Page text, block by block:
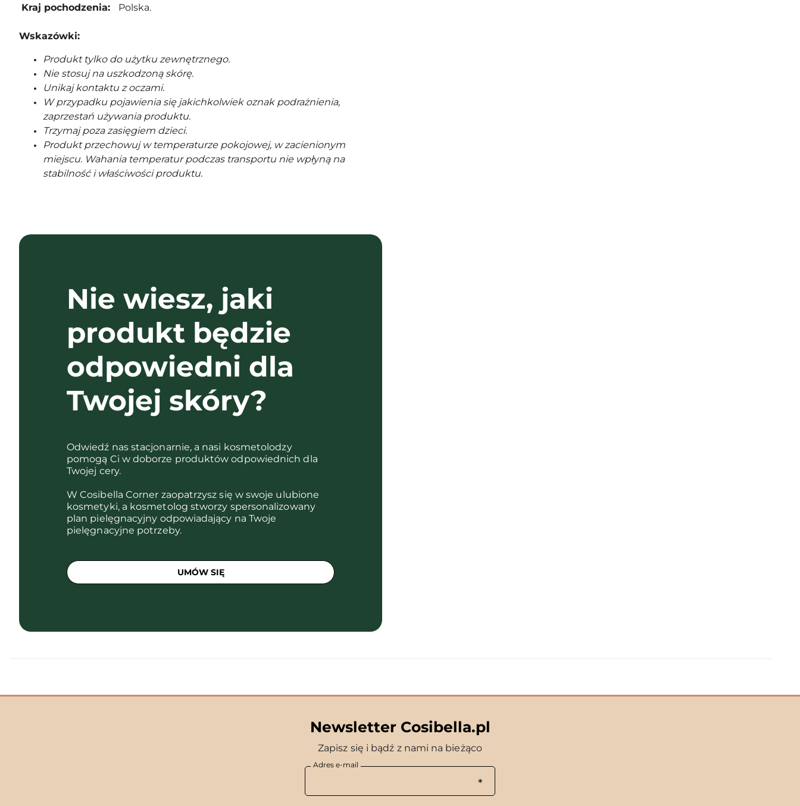
Kraj pochodzenia:
Polska.
Wskazówki:
Produkt tylko do użytku zewnętrznego.
Nie stosuj na uszkodzoną skórę.
Unikaj kontaktu z oczami.
W przypadku pojawienia się jakichkolwiek oznak podrażnienia,
zaprzestań używania produktu.
Trzymaj poza zasięgiem dzieci.
Produkt przechowuj w temperaturze pokojowej, w zacienionym
miejscu. Wahania temperatur podczas transportu nie wpłyną na
stabilność i właściwości produktu.
Nie wiesz, jaki
produkt będzie
odpowiedni dla
Twojej skóry?
Odwiedź nas stacjonarnie, a nasi kosmetolodzy
pomogą Ci w doborze produktów odpowiednich dla
Twojej cery.
W Cosibella Corner zaopatrzysz się w swoje ulubione
kosmetyki, a kosmetolog stworzy spersonalizowany
plan pielęgnacyjny odpowiadający na Twoje
pielęgnacyjne potrzeby.
UMÓW SIĘ
Newsletter Cosibella.pl
Zapisz się i bądź z nami na bieżąco
Adres e-mail